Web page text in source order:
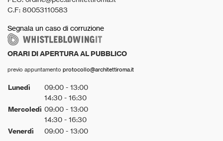
C.F: 80053110583
Segnala un caso di corruzione
ORARI DI APERTURA AL PUBBLICO
previo appuntamento protocollo@architettiroma.it
Lunedì
09:00 - 13:00
14:30 - 16:30
Mercoledì 09:00 - 13:00
14:30 - 16:30
Venerdì 09:00 - 13:00